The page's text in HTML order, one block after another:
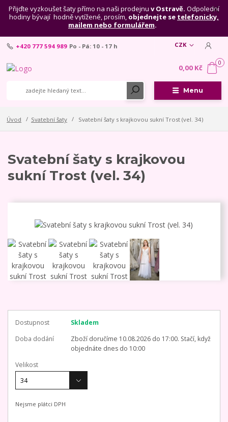
Přijďte vyzkoušet šaty přímo na naši prodejnu v Ostravě. Odpolední
hodiny bývají hodně vytížené, prosím, objednejte se telefonicky,
mailem nebo formulářem.
Menu
CZK
+420 777 594 989 Po - Pá: 10 - 17 h
0
0,00 Kč
Úvod Svatební šaty Svatební šaty s krajkovou sukní Trost (vel. 34)
Svatební šaty s krajkovou
sukní Trost (vel. 34)
Dostupnost
Skladem
Doba dodání
Zboží doručíme 10.08.2026 do 17:00. Stačí, když
objednáte dnes do 10:00
Velikost
Nejsme plátci DPH